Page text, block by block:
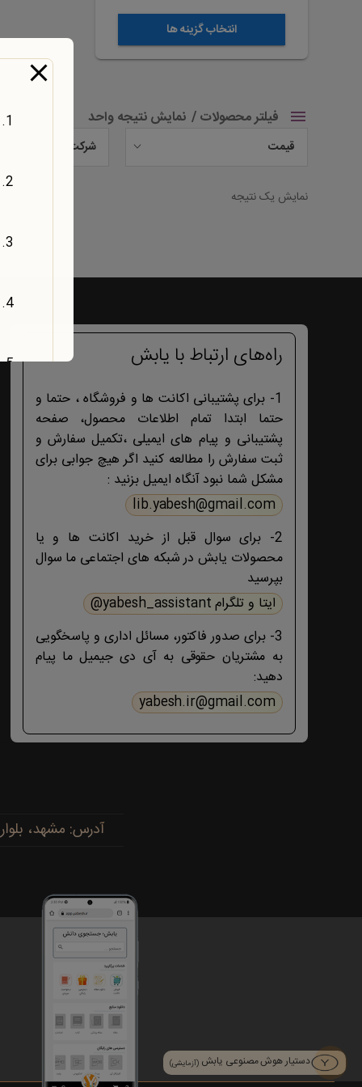
انتخاب گزینه ها
فیلتر محصولات نمایش نتیجه واحد
قیمت شرکت
نمایش یک نتیجه
دستیار هوش مصنوعی یابش (آزمایشی)
راه‌های ارتباط با یابش
1- برای پشتیبانی اکانت ها و فروشگاه ، حتما و
حتما ابتدا تمام اطلاعات محصول، صفحه
پشتیبانی و پیام های ایمیلی ،تکمیل سفارش و
ثبت سفارش را مطالعه کنید اگر هیچ جوابی برای
مشکل شما نبود آنگاه ایمیل بزنید :
lib.yabesh@gmail.com
2- برای سوال قبل از خرید اکانت ها و یا
محصولات یابش در شبکه های اجتماعی ما سوال
بپرسید
ایتا و تلگرام yabesh_assistant@
3- برای صدور فاکتور، مسائل اداری و پاسخگویی
به مشتریان حقوقی به آی دی جیمیل ما پیام
دهید:
yabesh.ir@gmail.com
آدرس: مشهد، بلوار پیروزی، پیروزی ۱۵، رضوی